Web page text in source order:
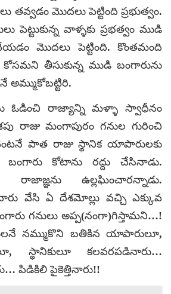
తవ్వడం మొదలు పెట్టింది ప్రభుత్వం.
పెట్టుకున్న వాళ్ళకు ప్రభత్వం ముడి
మొదలు పెట్టింది. కొంతమంది
తీసుకున్న ముడి బంగారును
అమ్ముకోబట్టిరి.
ఓడించి రాజ్యాన్ని మళ్ళా స్వాధీనం
రాజు మంగాపురం గనుల గురించి
పాత రాజు స్థానిక యాపారులకు
కోటాను రద్దు చేసినాడు.
ఉల్లఘించారన్నాడు.
వేసి ఏ దేశమోల్లు వచ్చి ఎక్కువ
గనులు అప్ప(నంగా)గిస్తామని…!
నమ్ముకొని బతికిన యాపారులూ,
స్థానికులూ కలవరపడినారు…
పిడికిలి పైకెత్తినారు!!